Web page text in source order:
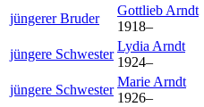
jüngerer Bruder
Gottlieb Arndt
1918–
jüngere Schwester
Lydia Arndt
1924–
jüngere Schwester
Marie Arndt
1926–